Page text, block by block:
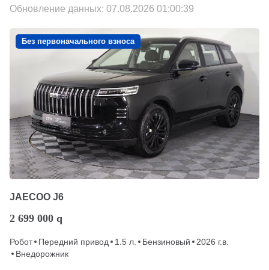
Обновление данных: 07.08.2026 01:00:39
Без первоначального взноса
JAECOO J6
2 699 000 q
Робот Передний привод 1.5 л. Бензиновый
2026 г.в.
Внедорожник